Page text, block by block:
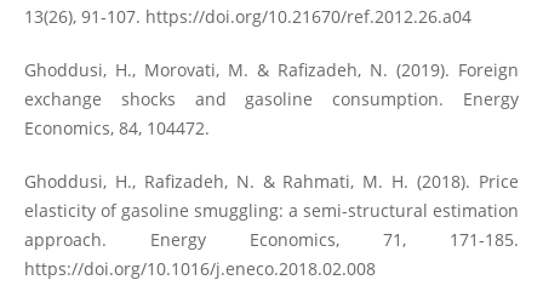
13(26), 91-107. https://doi.org/10.21670/ref.2012.26.a04
Ghoddusi, H., Morovati, M. & Rafizadeh, N. (2019). Foreign
exchange shocks and gasoline consumption. Energy
Economics, 84, 104472.
Ghoddusi, H., Rafizadeh, N. & Rahmati, M. H. (2018). Price
elasticity of gasoline smuggling: a semi-structural estimation
approach. Energy Economics, 71, 171-185.
https://doi.org/10.1016/j.eneco.2018.02.008